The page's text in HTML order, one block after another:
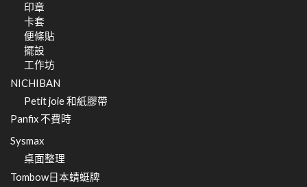
印章
卡套
便條貼
擺設
工作坊
NICHIBAN
Petit joie 和紙膠帶
Panfix 不費時
Sysmax
桌面整理
Tombow日本蜻蜓牌